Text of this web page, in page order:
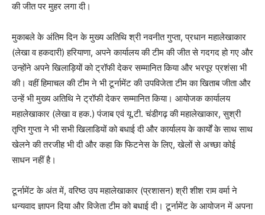
की जीत पर मुहर लगा दी।
मुकाबले के अंतिम दिन के मुख्य अतिथि श्री नवनीत गुप्ता, प्रधान महालेखाकार
(लेखा व हकदारी) हरियाणा, अपने कार्यालय की टीम की जीत से गदगद हो गए और
उन्होंने अपने खिलाड़ियों को ट्रॉफी देकर सम्मानित किया और भरपूर प्रशंसा भी
की। वहीं हिमाचल की टीम ने भी टूर्नामेंट की उपविजेता टीम का खिताब जीता और
उन्हें भी मुख्य अतिथि ने ट्रॉफी देकर सम्मानित किया। आयोजक कार्यालय
महालेखाकार (लेखा व हक.) पंजाब एवं यू.टी. चंडीगढ़ की महालेखाकार, सुश्री
तृप्ति गुप्ता ने भी सभी खिलाडियों को बधाई दी और कार्यालय के कार्यों के साथ साथ
खेलने की तरजीह भी दी और कहा कि फिटनेस के लिए, खेलों से अच्छा कोई
साधन नहीं है।
टूर्नामेंट के अंत में, वरिष्ठ उप महालेखाकार (प्रशासन) श्री शीश राम वर्मा ने
धन्यवाद ज्ञापन दिया और विजेता टीम को बधाई दी। टूर्नामेंट के आयोजन में अपना